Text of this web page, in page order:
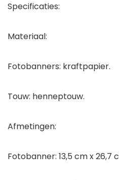
Specificaties:
Materiaal:
Fotobanners: kraftpapier.
Touw: henneptouw.
Afmetingen:
Fotobanner: 13,5 cm x 26,7